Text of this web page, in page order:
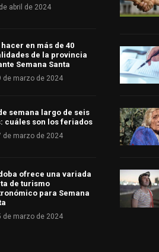
abril de 2024
hacer en más de 40
de la provincia
Semana Santa
de marzo de 2024
semana largo de seis
cuáles son los feriados
de marzo de 2024
ofrece una variada
de turismo
para Semana
de marzo de 2024